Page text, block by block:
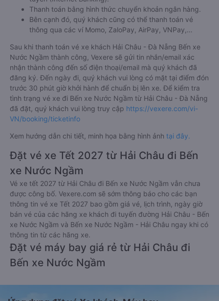
Thanh toán bằng hình thức chuyển khoản ngân hàng.
Bên cạnh đó, quý khách cũng có thể thanh toán vé
thông qua các ví Momo, ZaloPay, AirPay, VNPay,…
Sau khi thanh toán vé xe khách Hải Châu - Đà Nẵng Bến xe
Nước Ngầm thành công, Vexere sẽ gửi tin nhắn/email xác
nhận thành công đến số điện thoại/email mà quý khách đã
đăng ký. Đến ngày đi, quý khách vui lòng có mặt tại điểm đón
trước 30 phút giờ khởi hành để chuẩn bị lên xe. Để kiểm tra
tình trạng vé xe đi Bến xe Nước Ngầm từ Hải Châu - Đà Nẵng
đã đặt, quý khách vui lòng truy cập https://vexere.com/vi-
VN/booking/ticketinfo
Xem hướng dẫn chi tiết, minh họa bằng hình ảnh tại đây.
Đặt vé xe Tết 2027 từ Hải Châu đi Bến
xe Nước Ngầm
Vé xe tết 2027 từ Hải Châu đi Bến xe Nước Ngầm vẫn chưa
được công bố. Vexere.com sẽ sớm thông báo cho các bạn
thông tin vé xe Tết 2027 bao gồm giá vé, lịch trình, ngày giờ
bán vé của các hãng xe khách đi tuyến đường Hải Châu - Bến
xe Nước Ngầm và Bến xe Nước Ngầm - Hải Châu ngay khi có
thông tin từ các hãng xe.
Đặt vé máy bay giá rẻ từ Hải Châu đi
Bến xe Nước Ngầm